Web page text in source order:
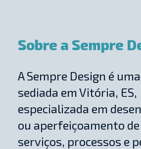
Sobre a Sempre
A Sempre Design é
sediada em Vitória, ES,
especializada em
ou aperfeiçoamento
serviços, processos e